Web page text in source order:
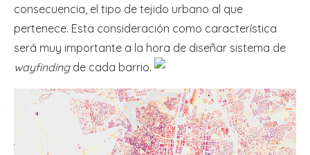
consecuencia, el tipo de tejido urbano al que
pertenece. Esta consideración como característica
será muy importante a la hora de diseñar sistema de
wayfindingde cada barrio.